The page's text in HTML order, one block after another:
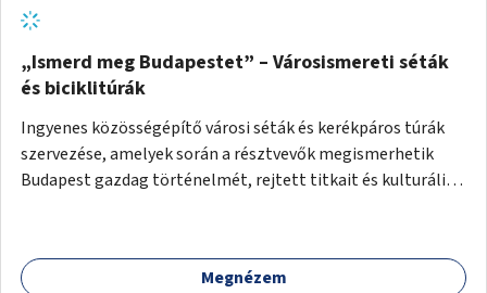
„Ismerd meg Budapestet” – Városismereti séták
és biciklitúrák
Ingyenes közösségépítő városi séták és kerékpáros túrák
szervezése, amelyek során a résztvevők megismerhetik
Budapest gazdag történelmét, rejtett titkait és kulturális
nyújthat.
Megnézem